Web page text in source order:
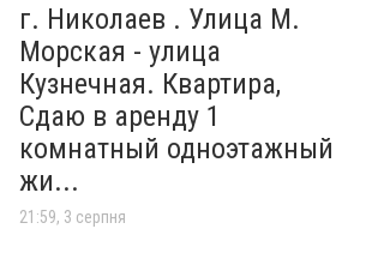
г. Николаев . Улица М.
Морская - улица
Кузнечная. Квартира,
Сдаю в аренду 1
комнатный одноэтажный
жи...
21:59, 3 серпня